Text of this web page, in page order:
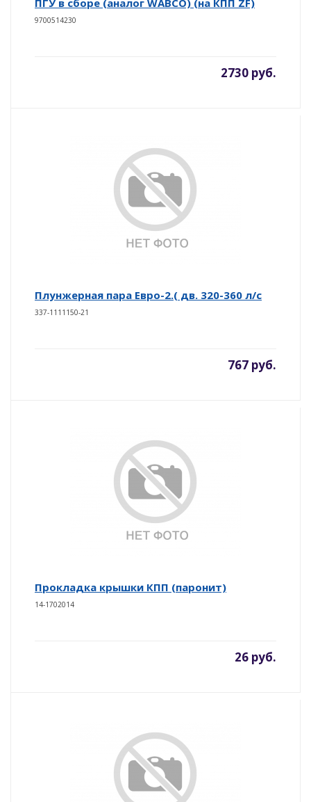
9700514230
2730 руб.
Плунжерная пара Евро-2.( дв. 320-360 л/с
337-1111150-21
767 руб.
Прокладка крышки КПП (паронит)
14-1702014
26 руб.